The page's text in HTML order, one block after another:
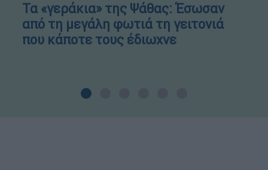
Τα «γεράκια» της Ψάθας: Έσωσαν
από τη μεγάλη φωτιά τη γειτονιά
που κάποτε τους έδιωχνε